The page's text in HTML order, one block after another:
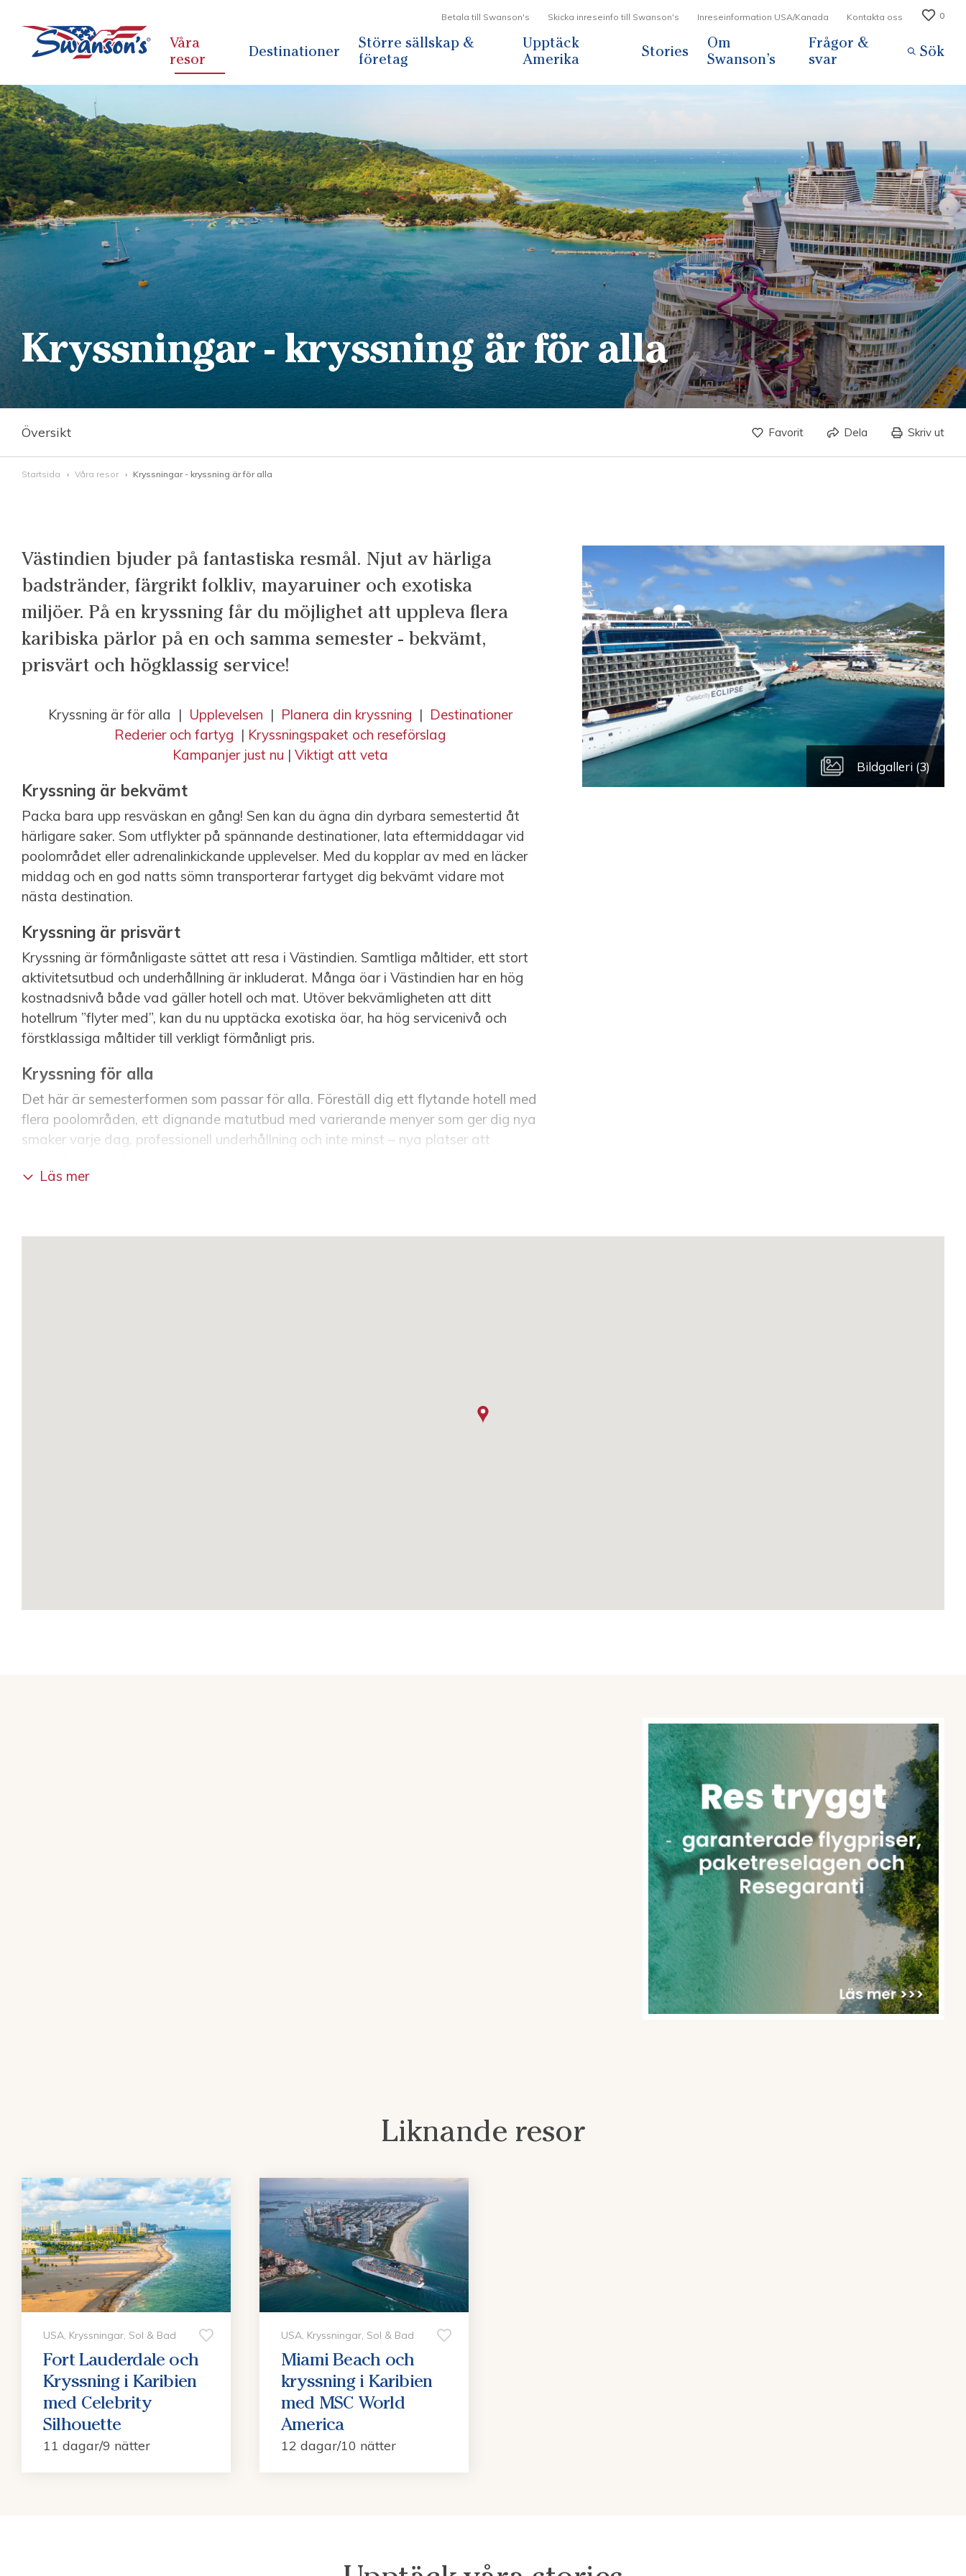
Betala till Swanson's Skicka inreseinfo till Swanson's Inreseinformation USA/Kanada Kontakta oss 0
Våra
resor
Destinationer
Större sällskap &
företag
Upptäck
Amerika
Stories
Om
Swanson’s
Frågor &
svar
Sök
Kryssningar - kryssning är för alla
Översikt Favorit Dela Skriv ut
Startsida Våra resor Kryssningar - kryssning är för alla
Västindien bjuder på fantastiska resmål. Njut av härliga
badstränder, färgrikt folkliv, mayaruiner och exotiska
miljöer. På en kryssning får du möjlighet att uppleva flera
karibiska pärlor på en och samma semester - bekvämt,
prisvärt och högklassig service!
Kryssning är för alla | Upplevelsen | Planera din kryssning | Destinationer
Rederier och fartyg | Kryssningspaket och reseförslag
Kampanjer just nu | Viktigt att veta
Kryssning är bekvämt
Packa bara upp resväskan en gång! Sen kan du ägna din dyrbara semestertid åt
härligare saker. Som utflykter på spännande destinationer, lata eftermiddagar vid
poolområdet eller adrenalinkickande upplevelser. Med du kopplar av med en läcker
middag och en god natts sömn transporterar fartyget dig bekvämt vidare mot
nästa destination.
Kryssning är prisvärt
Kryssning är förmånligaste sättet att resa i Västindien. Samtliga måltider, ett stort
aktivitetsutbud och underhållning är inkluderat. Många öar i Västindien har en hög
kostnadsnivå både vad gäller hotell och mat. Utöver bekvämligheten att ditt
hotellrum ”flyter med”, kan du nu upptäcka exotiska öar, ha hög servicenivå och
förstklassiga måltider till verkligt förmånligt pris.
Kryssning för alla
Det här är semesterformen som passar för alla. Föreställ dig ett flytande hotell med
flera poolområden, ett dignande matutbud med varierande menyer som ger dig nya
smaker varje dag, professionell underhållning och inte minst – nya platser att
Läs mer
Bildgalleri (3)
Liknande resor
USA, Kryssningar, Sol & Bad
Fort Lauderdale och
Kryssning i Karibien
med Celebrity
Silhouette
11 dagar/9 nätter
USA, Kryssningar, Sol & Bad
Miami Beach och
kryssning i Karibien
med MSC World
America
12 dagar/10 nätter